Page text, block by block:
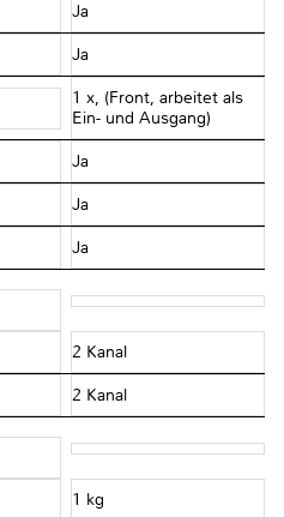
Ja
Ja
1 x, (Front, arbeitet als
Ein- und Ausgang)
Ja
Ja
Ja
2 Kanal
2 Kanal
1 kg